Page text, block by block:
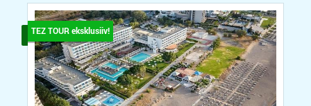
TEZ TOUR eksklusiiv!